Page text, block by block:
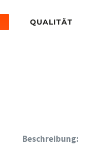
QUALITÄT
Beschreibung: